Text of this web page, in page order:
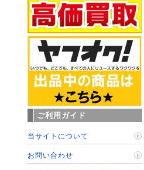
ご利用ガイド
当サイトについて
お問い合わせ